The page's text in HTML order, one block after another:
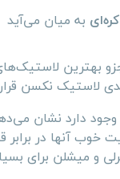
به میان می‌آید
جزو بهترین
لاستیک نکسن
وجود دارد
خوب آنها در
و میشلن برای